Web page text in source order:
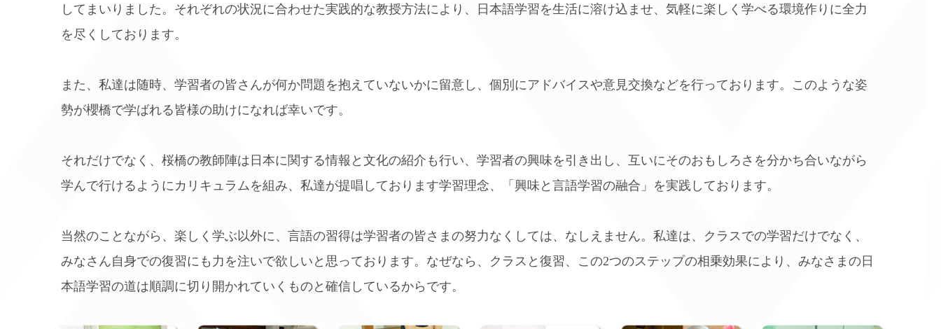
してまいりました。それぞれの状況に合わせた実践的な教授方法により、日本語学習を生活に溶け込ませ、気軽に楽しく学べる環境作りに全力
を尽くしております。
また、私達は随時、学習者の皆さんが何か問題を抱えていないかに留意し、個別にアドバイスや意見交換などを行っております。このような姿
勢が櫻橋で学ばれる皆様の助けになれば幸いです。
それだけでなく、桜橋の教師陣は日本に関する情報と文化の紹介も行い、学習者の興味を引き出し、互いにそのおもしろさを分かち合いながら
学んで行けるようにカリキュラムを組み、私達が提唱しております学習理念、「興味と言語学習の融合」を実践しております。
当然のことながら、楽しく学ぶ以外に、言語の習得は学習者の皆さまの努力なくしては、なしえません。私達は、クラスでの学習だけでなく、
みなさん自身での復習にも力を注いで欲しいと思っております。なぜなら、クラスと復習、この2つのステップの相乗効果により、みなさまの日
本語学習の道は順調に切り開かれていくものと確信しているからです。